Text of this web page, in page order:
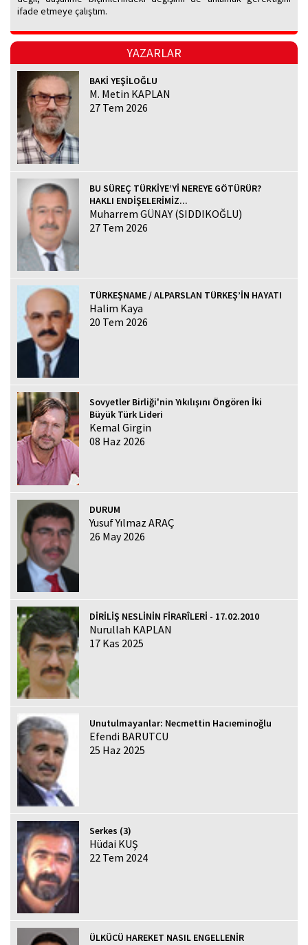
ifade etmeye çalıştım.
YAZARLAR
BAKİ YEŞİLOĞLU
M. Metin KAPLAN
27 Tem 2026
BU SÜREÇ TÜRKİYE’Yİ NEREYE GÖTÜRÜR?
HAKLI ENDİŞELERİMİZ...
Muharrem GÜNAY (SIDDIKOĞLU)
27 Tem 2026
TÜRKEŞNAME / ALPARSLAN TÜRKEŞ’İN HAYATI
Halim Kaya
20 Tem 2026
Sovyetler Birliği'nin Yıkılışını Öngören İki
Büyük Türk Lideri
Kemal Girgin
08 Haz 2026
DURUM
Yusuf Yılmaz ARAÇ
26 May 2026
DİRİLİŞ NESLİNİN FİRARÎLERİ - 17.02.2010
Nurullah KAPLAN
17 Kas 2025
Unutulmayanlar: Necmettin Hacıeminoğlu
Efendi BARUTCU
25 Haz 2025
Serkes (3)
Hüdai KUŞ
22 Tem 2024
ÜLKÜCÜ HAREKET NASIL ENGELLENİR